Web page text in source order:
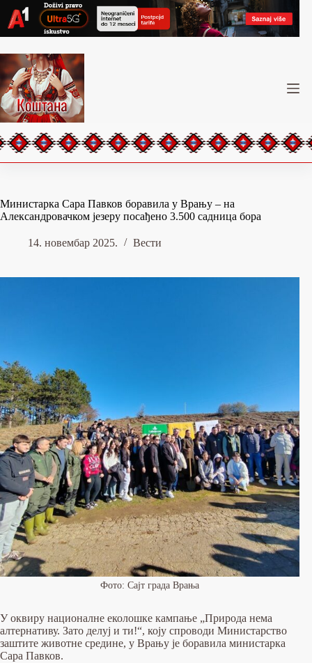
content
Министарка Сара Павков боравила у Врању – на
Александровачком језеру посађено 3.500 садница бора
14. новембар 2025. Вести
Фото: Сајт града Врања
У оквиру националне еколошке кампање „Природа нема
алтернативу. Зато делуј и ти!“, коју спроводи Министарство
заштите животне средине, у Врању је боравила министарка
Сара Павков.